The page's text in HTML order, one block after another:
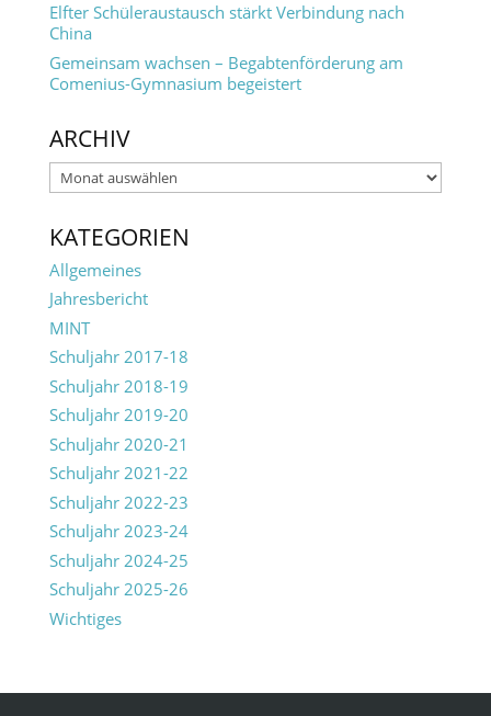
Elfter Schüleraustausch stärkt Verbindung nach
China
Gemeinsam wachsen – Begabtenförderung am
Comenius-Gymnasium begeistert
ARCHIV
Archiv
KATEGORIEN
Allgemeines
Jahresbericht
MINT
Schuljahr 2017-18
Schuljahr 2018-19
Schuljahr 2019-20
Schuljahr 2020-21
Schuljahr 2021-22
Schuljahr 2022-23
Schuljahr 2023-24
Schuljahr 2024-25
Schuljahr 2025-26
Wichtiges